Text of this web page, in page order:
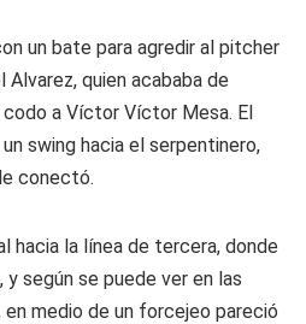
un bate para agredir al pitcher
Alvarez, quien acababa de
a Víctor Víctor Mesa. El
swing hacia el serpentinero,
conectó.
hacia la línea de tercera, donde
según se puede ver en las
medio de un forcejeo pareció